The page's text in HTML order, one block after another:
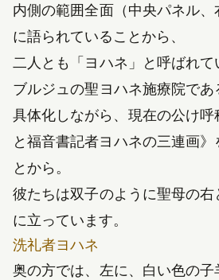
内側の範囲全面（中央パネル、
に語られていることから、
二人とも「ヨハネ」と呼ばれ
ブルジュの聖ヨハネ施療院で
具体化しながら、現在の公け呼
と福音書記者ヨハネの三連画》
とから。
彼たちは双子のように聖母の
に立っています。
洗礼者ヨハネ
奥の方では、左に、白い色の子